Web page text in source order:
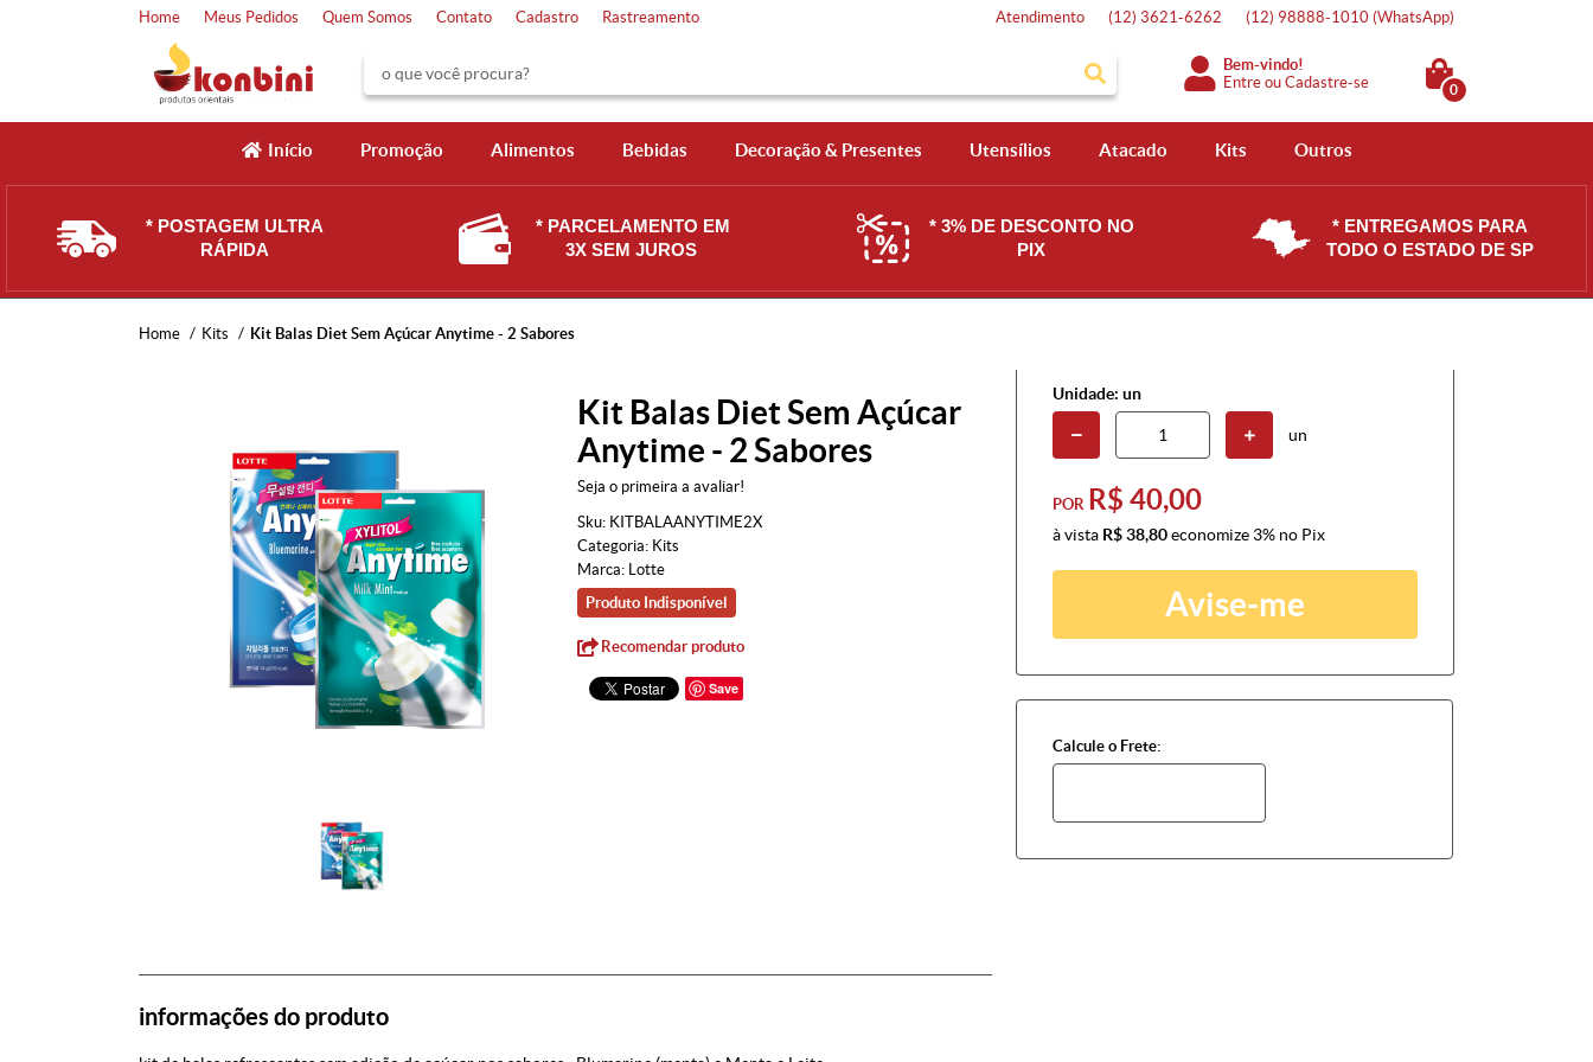
Home Meus Pedidos Quem Somos Contato Cadastro Rastreamento Atendimento (12) 3621-6262 (12) 98888-1010 (WhatsApp)
Bem-vindo!
Entre ouCadastre-se 0
Início Promoção Alimentos Bebidas Decoração & Presentes Utensílios Atacado Kits Outros
* POSTAGEM ULTRA
RÁPIDA
* PARCELAMENTO EM
3X SEM JUROS
* 3% DE DESCONTO NO
PIX
* ENTREGAMOS PARA
TODO O ESTADO DE SP
Home Kits Kit Balas Diet Sem Açúcar Anytime - 2 Sabores
Kit Balas Diet Sem Açúcar
Anytime - 2 Sabores
Seja o primeira a avaliar!
Sku: KITBALAANYTIME2X
Categoria: Kits
Marca: Lotte
Produto Indisponível
Recomendar produto
Save
Unidade: un
un
POR R$ 40,00
à vista R$ 38,80economize 3% no Pix
Avise-me
Calcule o Frete:
informações do produto